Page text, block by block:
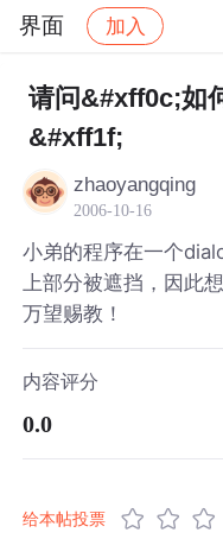
界面 加入
社区 界面 帖
请问&#xff0c;如
&#xff1f;
zhaoyangqing
2006-10-16
小弟的程序在一个
上部分被遮挡，因此
万望赐教！
内容评分
0.0
给本帖投票